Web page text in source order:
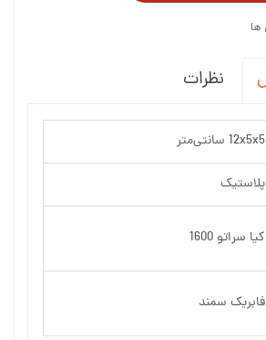
ها
نظرات
12x5x5 سانتی‌متر
پلاستیک
کیا سراتو 1600
فابریک سمند